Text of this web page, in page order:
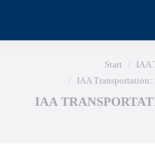
Sie befinden sich hier:
Start
IAA
IAA Transportation:
IAA